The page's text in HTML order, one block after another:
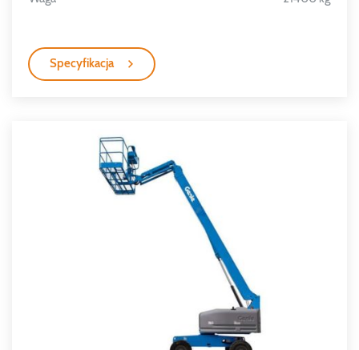
Specyfikacja